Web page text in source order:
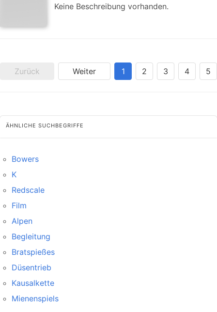
Keine Beschreibung vorhanden.
Zurück Weiter 1 2 3 4 5
ÄHNLICHE SUCHBEGRIFFE
Bowers
K
Redscale
Film
Alpen
Begleitung
Bratspießes
Düsentrieb
Kausalkette
Mienenspiels